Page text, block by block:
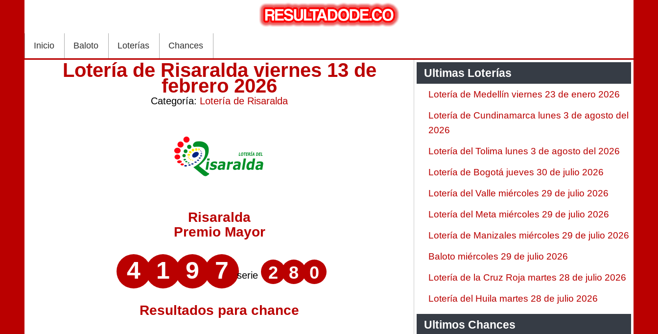
Inicio Baloto Loterías Chances
Lotería de Risaralda viernes 13 de
febrero 2026
Categoría: Lotería de Risaralda
Risaralda
Premio Mayor
4 1 9 7 serie 2 8 0
Resultados para chance
Ultimas Loterías
Lotería de Medellín viernes 23 de enero 2026
Lotería de Cundinamarca lunes 3 de agosto del
2026
Lotería del Tolima lunes 3 de agosto del 2026
Lotería de Bogotá jueves 30 de julio 2026
Lotería del Valle miércoles 29 de julio 2026
Lotería del Meta miércoles 29 de julio 2026
Lotería de Manizales miércoles 29 de julio 2026
Baloto miércoles 29 de julio 2026
Lotería de la Cruz Roja martes 28 de julio 2026
Lotería del Huila martes 28 de julio 2026
Ultimos Chances